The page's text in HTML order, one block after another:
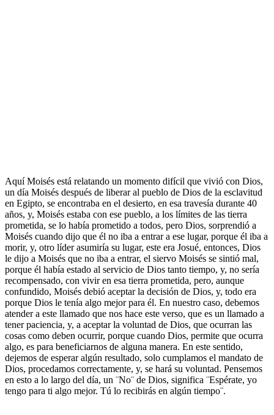
Aquí Moisés está relatando un momento difícil que vivió con Dios,
un día Moisés después de liberar al pueblo de Dios de la esclavitud
en Egipto, se encontraba en el desierto, en esa travesía durante 40
años, y, Moisés estaba con ese pueblo, a los límites de las tierra
prometida, se lo había prometido a todos, pero Dios, sorprendió a
Moisés cuando dijo que él no iba a entrar a ese lugar, porque él iba a
morir, y, otro líder asumiría su lugar, este era Josué, entonces, Dios
le dijo a Moisés que no iba a entrar, el siervo Moisés se sintió mal,
porque él había estado al servicio de Dios tanto tiempo, y, no sería
recompensado, con vivir en esa tierra prometida, pero, aunque
confundido, Moisés debió aceptar la decisión de Dios, y, todo era
porque Dios le tenía algo mejor para él. En nuestro caso, debemos
atender a este llamado que nos hace este verso, que es un llamado a
tener paciencia, y, a aceptar la voluntad de Dios, que ocurran las
cosas como deben ocurrir, porque cuando Dios, permite que ocurra
algo, es para beneficiarnos de alguna manera. En este sentido,
dejemos de esperar algún resultado, solo cumplamos el mandato de
Dios, procedamos correctamente, y, se hará su voluntad. Pensemos
en esto a lo largo del día, un ¨No¨ de Dios, significa ¨Espérate, yo
tengo para ti algo mejor. Tú lo recibirás en algún tiempo¨.